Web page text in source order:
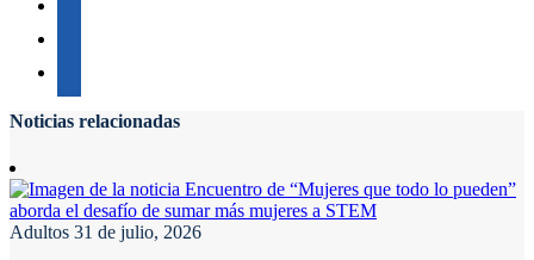
Noticias relacionadas
Adultos 31 de julio, 2026